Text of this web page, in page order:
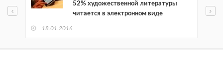
52% художественной литературы
читается в электронном виде
18.01.2016